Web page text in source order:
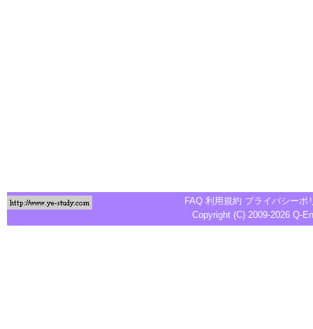
FAQ 利用規約 プライバシーポ
Copyright (C) 2009-2026 Q-